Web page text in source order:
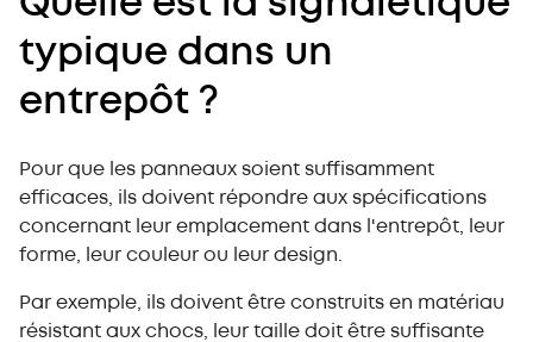
typique dans un
entrepôt ?
Pour que les panneaux soient suffisamment
efficaces, ils doivent répondre aux spécifications
concernant leur emplacement dans l'entrepôt, leur
forme, leur couleur ou leur design.
Par exemple, ils doivent être construits en matériau
résistant aux chocs, leur taille doit être suffisante